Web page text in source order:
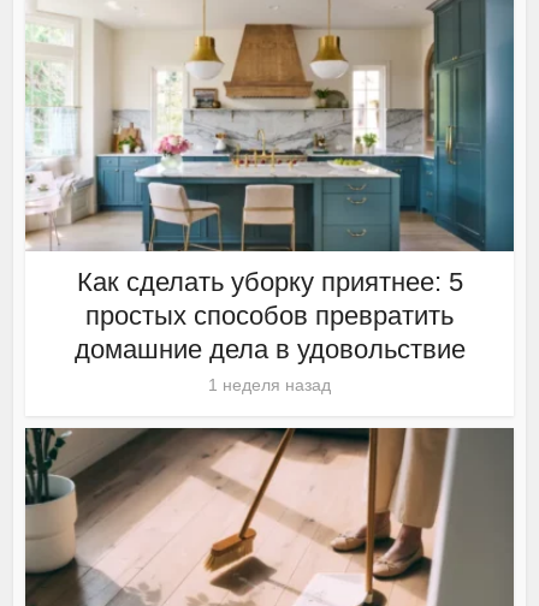
Как сделать уборку приятнее: 5
простых способов превратить
домашние дела в удовольствие
1 неделя назад